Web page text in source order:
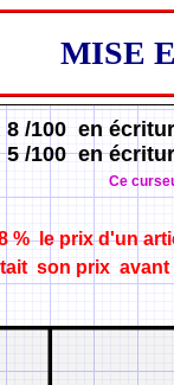
MISE